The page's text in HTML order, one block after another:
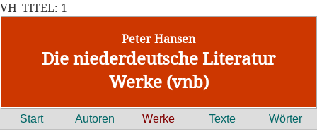
VH_TITEL: 1
Peter Hansen
Die niederdeutsche Literatur
Werke (vnb)
Start Autoren Werke Texte Wörter